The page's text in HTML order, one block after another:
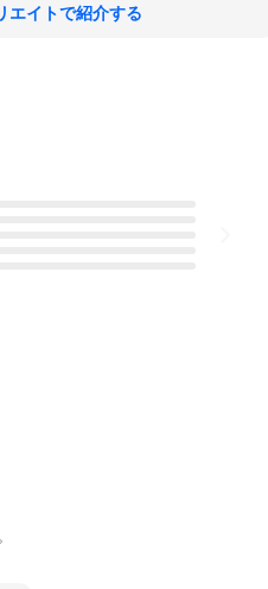
エイトで紹介する